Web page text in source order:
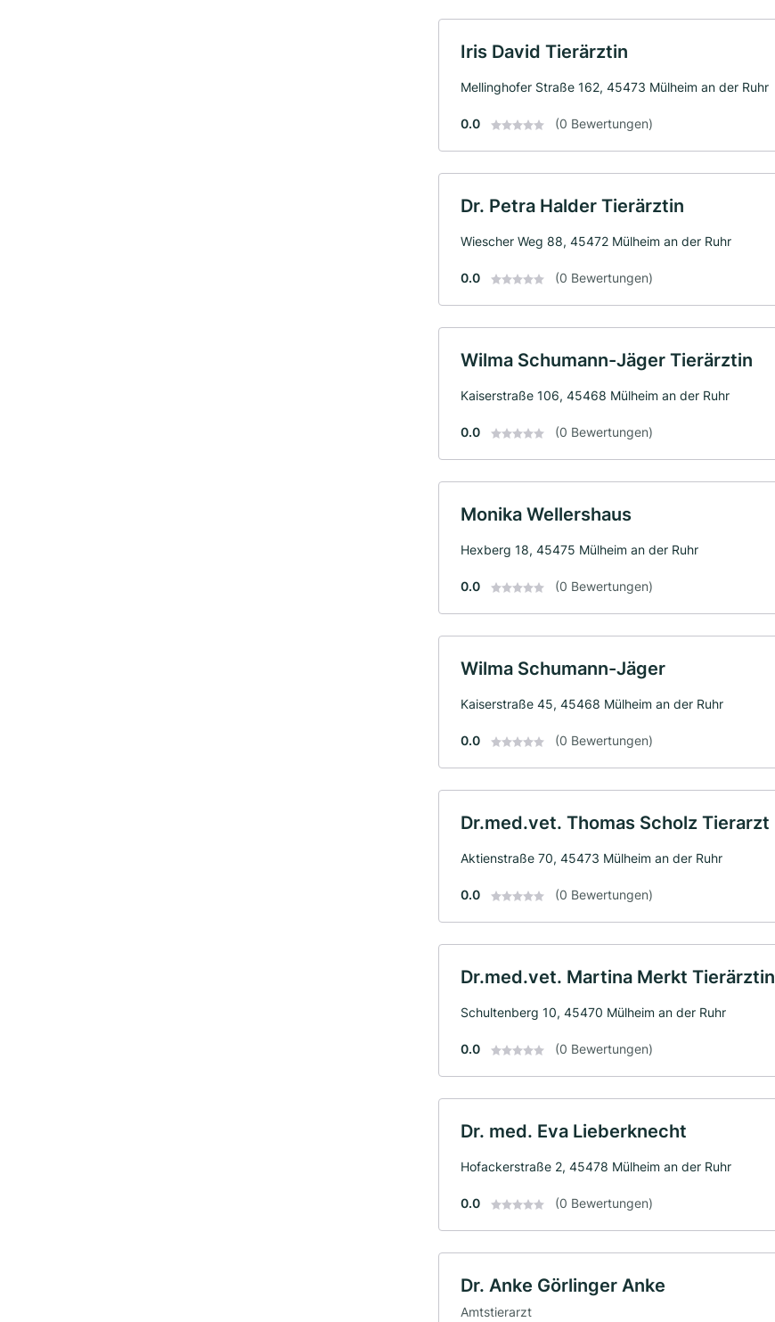
Iris David Tierärztin
Mellinghofer Straße 162, 45473 Mülheim an der Ruhr
0.0 (0 Bewertungen)
Dr. Petra Halder Tierärztin
Wiescher Weg 88, 45472 Mülheim an der Ruhr
0.0 (0 Bewertungen)
Wilma Schumann-Jäger Tierärztin
Kaiserstraße 106, 45468 Mülheim an der Ruhr
0.0 (0 Bewertungen)
Monika Wellershaus
Hexberg 18, 45475 Mülheim an der Ruhr
0.0 (0 Bewertungen)
Wilma Schumann-Jäger
Kaiserstraße 45, 45468 Mülheim an der Ruhr
0.0 (0 Bewertungen)
Dr.med.vet. Thomas Scholz Tierarzt
Aktienstraße 70, 45473 Mülheim an der Ruhr
0.0 (0 Bewertungen)
Dr.med.vet. Martina Merkt Tierärztin
Schultenberg 10, 45470 Mülheim an der Ruhr
0.0 (0 Bewertungen)
Dr. med. Eva Lieberknecht
Hofackerstraße 2, 45478 Mülheim an der Ruhr
0.0 (0 Bewertungen)
Dr. Anke Görlinger Anke
Amtstierarzt